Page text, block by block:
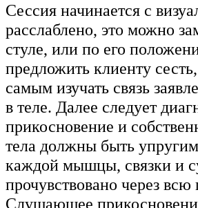
Сессия начинается с
расслаблено, это можно
стуле, или по его
предложить клиенту
самым изучать связь
в теле. Далее следует
прикосновение и
тела должны быть
каждой мышцы, связки и
прочувствовано через всю
Слушающее